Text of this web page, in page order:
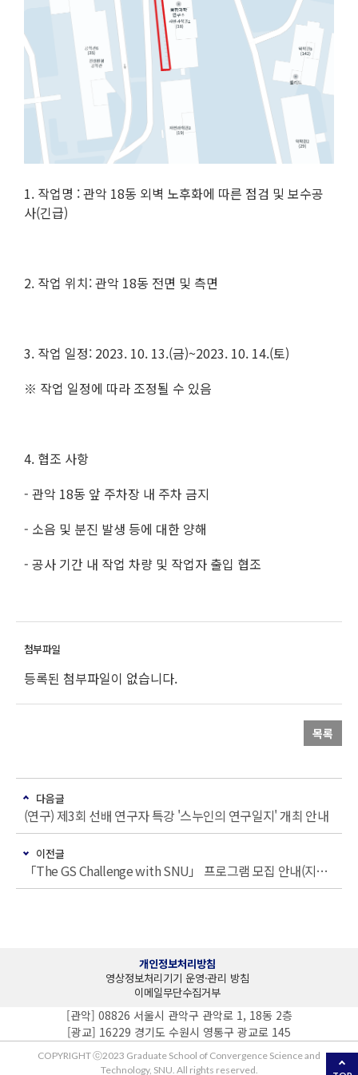
1. 작업명 : 관악 18동 외벽 노후화에 따른 점검 및 보수공
사(긴급)
2. 작업 위치: 관악 18동 전면 및 측면
3. 작업 일정: 2023. 10. 13.(금)~2023. 10. 14.(토)
※ 작업 일정에 따라 조정될 수 있음
4. 협조 사항
- 관악 18동 앞 주차장 내 주차 금지
- 소음 및 분진 발생 등에 대한 양해
- 공사 기간 내 작업 차량 및 작업자 출입 협조
등록된 첨부파일이 없습니다.
목록
다음글
(연구) 제3회 선배 연구자 특강 '스누인의 연구일지' 개최 안내
이전글
「The GS Challenge with SNU」 프로그램 모집 안내(지원기간: 10/11~11/3)
개인정보처리방침
영상정보처리기기 운영·관리 방침
이메일무단수집거부
[관악] 08826 서울시 관악구 관악로 1, 18동 2층
[광교] 16229 경기도 수원시 영통구 광교로 145
COPYRIGHT ⓒ2023 Graduate School of Convergence Science and
Technology, SNU. All rights reserved.